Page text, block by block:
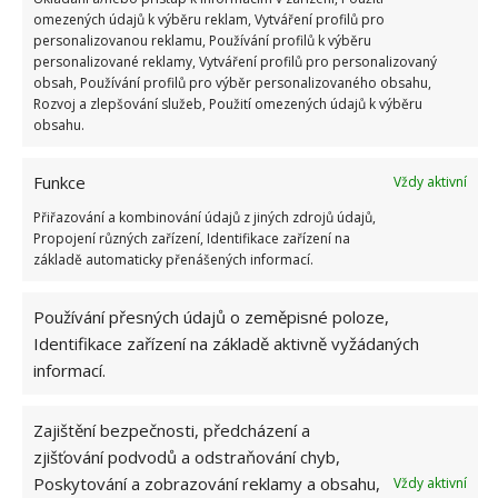
omezených údajů k výběru reklam, Vytváření profilů pro
personalizovanou reklamu, Používání profilů k výběru
personalizované reklamy, Vytváření profilů pro personalizovaný
obsah, Používání profilů pro výběr personalizovaného obsahu,
Rozvoj a zlepšování služeb, Použití omezených údajů k výběru
obsahu.
Funkce
Vždy aktivní
Přiřazování a kombinování údajů z jiných zdrojů údajů,
Propojení různých zařízení, Identifikace zařízení na
základě automaticky přenášených informací.
Používání přesných údajů o zeměpisné poloze,
Identifikace zařízení na základě aktivně vyžádaných
informací.
Zajištění bezpečnosti, předcházení a
zjišťování podvodů a odstraňování chyb,
Poskytování a zobrazování reklamy a obsahu,
Vždy aktivní
JAK SE ZBAVIT HLODAVCŮ
Přidejte svůj názor